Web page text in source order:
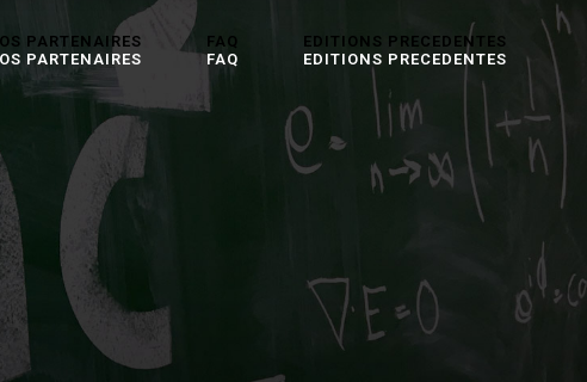
PARTENAIRES FAQ EDITIONS PRECEDENTES
PARTENAIRES FAQ EDITIONS PRECEDENTES